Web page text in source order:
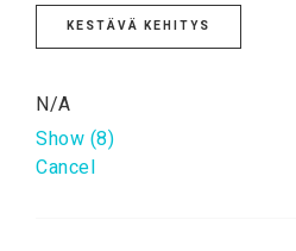
KESTÄVÄ KEHITYS
N/A
Show (8)
Cancel